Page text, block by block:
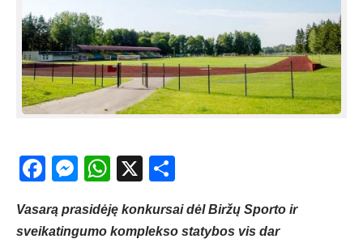
Facebook
Messenger
WhatsApp
X
Vasarą prasidėję konkursai dėl Biržų Sporto ir
sveikatingumo komplekso statybos vis dar